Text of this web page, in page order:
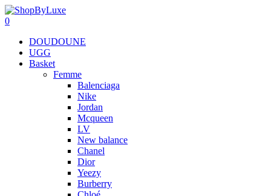
0
DOUDOUNE
UGG
Basket
Femme
Balenciaga
Nike
Jordan
Mcqueen
LV
New balance
Chanel
Dior
Yeezy
Burberry